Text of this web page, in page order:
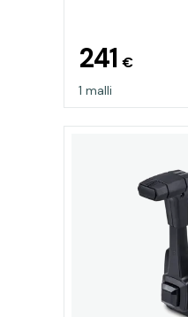
241€
1 malli